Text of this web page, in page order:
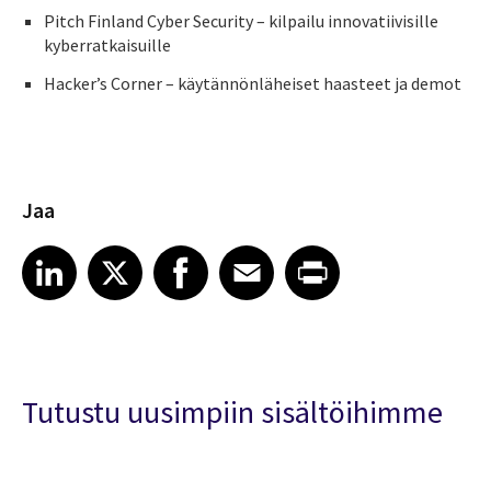
Pitch Finland Cyber Security – kilpailu innovatiivisille
kyberratkaisuille​
Hacker’s Corner – käytännönläheiset haasteet ja demot​
Jaa
Share article on LinkedIn
LinkedIn
Share article on XShare article on Facebook
Facebook
Share article on Email
EmailShare article on Print
Tutustu uusimpiin sisältöihimme